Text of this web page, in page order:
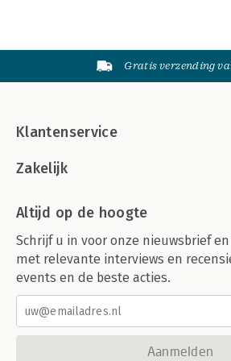
Kriek Wille
Octrooien en innovatie, terugkijken is
Memento
Gratis verzending
Klantenservice
Zakelijk
Altijd op de hoogte
Schrijf u in voor onze nieuwsbrief
met relevante interviews en
events en de beste acties.
Aanmelden